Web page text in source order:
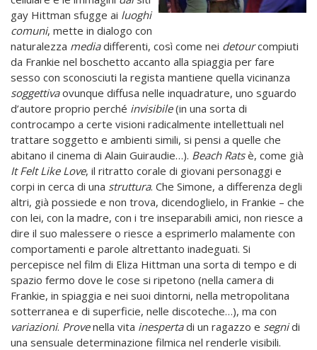
gay Hittman sfugge ai luoghi
comuni, mette in dialogo con
naturalezza mediadifferenti, così come nei detourcompiuti
da Frankie nel boschetto accanto alla spiaggia per fare
sesso con sconosciuti la regista mantiene quella vicinanza
soggettivaovunque diffusa nelle inquadrature, uno sguardo
d’autore proprio perché invisibile(in una sorta di
controcampo a certe visioni radicalmente intellettuali nel
trattare soggetto e ambienti simili, si pensi a quelle che
abitano il cinema di Alain Guiraudie…). Beach Ratsè, come già
It Felt Like Love, il ritratto corale di giovani personaggi e
corpi in cerca di una struttura. Che Simone, a differenza degli
altri, già possiede e non trova, dicendoglielo, in Frankie – che
con lei, con la madre, con i tre inseparabili amici, non riesce a
dire il suo malessere o riesce a esprimerlo malamente con
comportamenti e parole altrettanto inadeguati. Si
percepisce nel film di Eliza Hittman una sorta di tempo e di
spazio fermo dove le cose si ripetono (nella camera di
Frankie, in spiaggia e nei suoi dintorni, nella metropolitana
sotterranea e di superficie, nelle discoteche…), ma con
variazioni. Provenella vita inespertadi un ragazzo e segnidi
una sensuale determinazione filmica nel renderle visibili.